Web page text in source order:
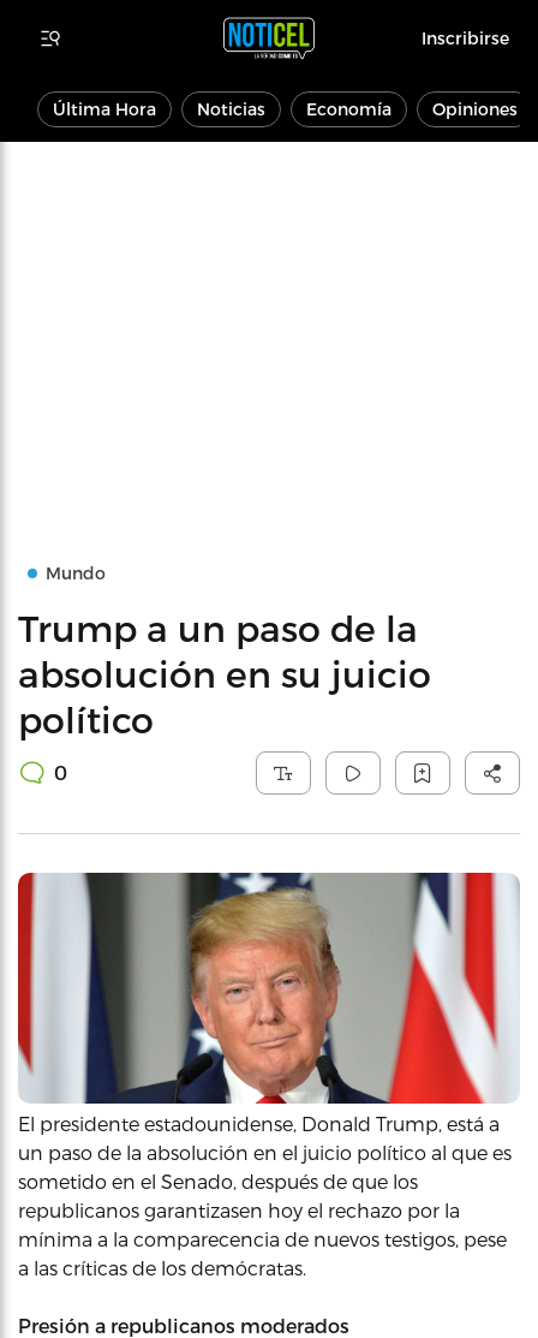
Inscribirse
Última Hora Noticias Economía Opiniones
Mundo
Trump a un paso de la
absolución en su juicio
político
0
El presidente estadounidense, Donald Trump, está a
un paso de la absolución en el juicio político al que es
sometido en el Senado, después de que los
republicanos garantizasen hoy el rechazo por la
mínima a la comparecencia de nuevos testigos, pese
a las críticas de los demócratas.
Presión a republicanos moderados